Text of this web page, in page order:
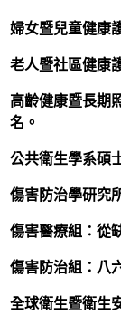
婦女暨兒童健康
老人暨社區健康
高齡健康暨長期
名。
公共衛生學系碩
傷害防治學研究
傷害醫療組：從
傷害防治組：八
全球衛生暨衛生